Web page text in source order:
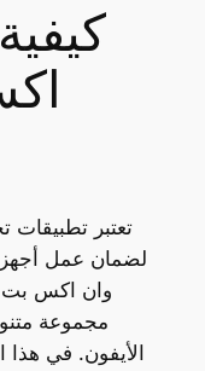
تعتبر تطبيقات
لضمان عمل
وان اكس بت
مجموعة
الأيفون. في